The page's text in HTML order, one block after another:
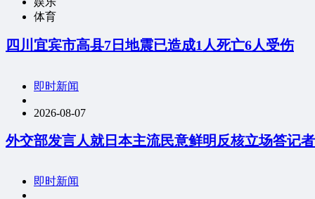
体育
四川宜宾市高县7日地震已造成1人死亡6人受伤
即时新闻
2026-08-07
外交部发言人就日本主流民意鲜明反核立场答记
即时新闻